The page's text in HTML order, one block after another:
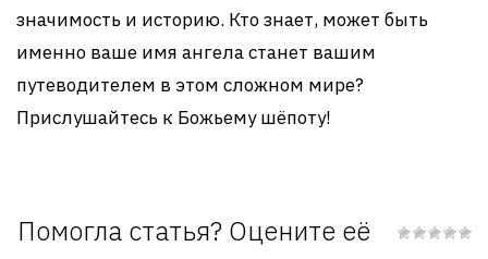
значимость и историю. Кто знает, может быть
именно ваше имя ангела станет вашим
путеводителем в этом сложном мире?
Прислушайтесь к Божьему шёпоту!
Помогла статья? Оцените её